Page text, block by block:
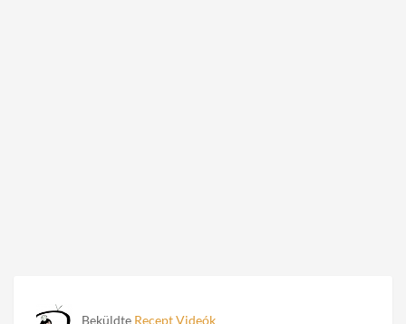
Beküldte Recept Videók